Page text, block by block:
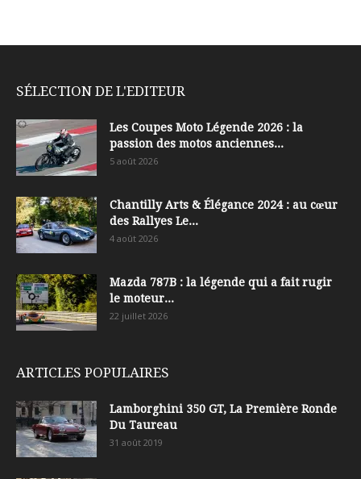
SÉLECTION DE L'EDITEUR
Les Coupes Moto Légende 2026 : la
passion des motos anciennes...
5 août 2026
Chantilly Arts & Élégance 2024 : au cœur
des Rallyes Le...
4 août 2026
Mazda 787B : la légende qui a fait rugir
le moteur...
22 juillet 2026
ARTICLES POPULAIRES
Lamborghini 350 GT, La Première Ronde
Du Taureau
31 août 2019